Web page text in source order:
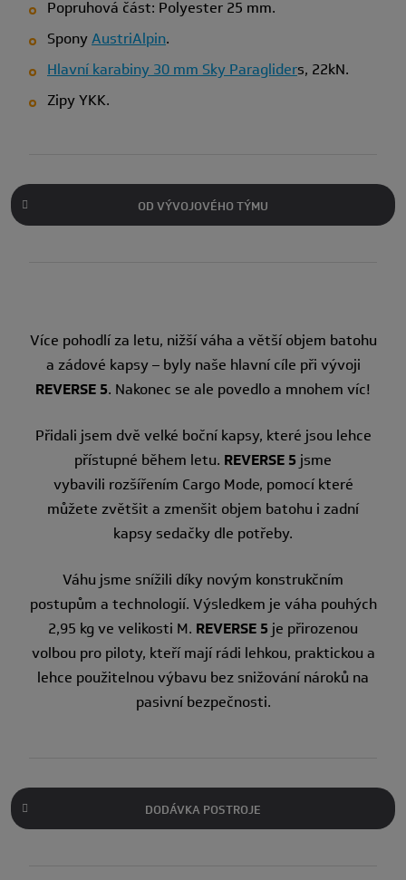
Popruhová část: Polyester 25 mm.
SponyAustriAlpin.
Hlavní karabiny 30 mm Sky Paragliders, 22kN.
Zipy YKK.
OD VÝVOJOVÉHO TÝMU
Více pohodlí za letu, nižší váha a větší objem batohu
a zádové kapsy – byly naše hlavní cíle při vývoji
REVERSE 5. Nakonec se ale povedlo a mnohem víc!
Přidali jsem dvě velké boční kapsy, které jsou lehce
přístupné během letu. REVERSE 5 jsme
vybavili rozšířením Cargo Mode, pomocí které
můžete zvětšit a zmenšit objem batohu i zadní
kapsy sedačky dle potřeby.
Váhu jsme snížili díky novým konstrukčním
postupům a technologií. Výsledkem je váha pouhých
2,95 kg ve velikosti M. REVERSE 5 je přirozenou
volbou pro piloty, kteří mají rádi lehkou, praktickou a
lehce použitelnou výbavu bez snižování nároků na
pasivní bezpečnosti.
DODÁVKA POSTROJE